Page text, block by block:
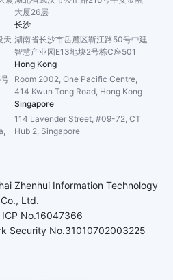
大厦26层
天
长沙
湖南省长沙市岳麓区靳江路50号中建
智慧产业园E13地块2号栋C座501
Hong Kong
Room 2002, One Pacific Centre,
414 Kwun Tong Road, Hong Kong
Singapore
114 Lavender Street, #09-72, CT
Hub 2, Singapore
ICP No.16047366
Security No.31010702003225
Zhenhui Information Technology
Co., Ltd.